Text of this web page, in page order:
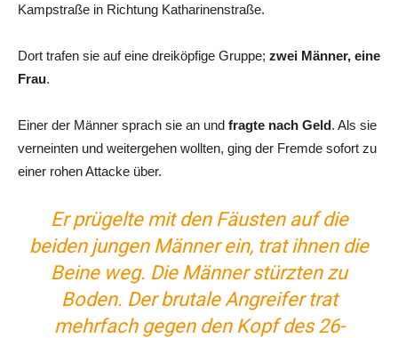
Kampstraße in Richtung Katharinenstraße.
Dort trafen sie auf eine dreiköpfige Gruppe; zwei Männer, eine
Frau.
Einer der Männer sprach sie an und fragte nach Geld. Als sie
verneinten und weitergehen wollten, ging der Fremde sofort zu
einer rohen Attacke über.
Er prügelte mit den Fäusten auf die
beiden jungen Männer ein, trat ihnen die
Beine weg. Die Männer stürzten zu
Boden. Der brutale Angreifer trat
mehrfach gegen den Kopf des 26-